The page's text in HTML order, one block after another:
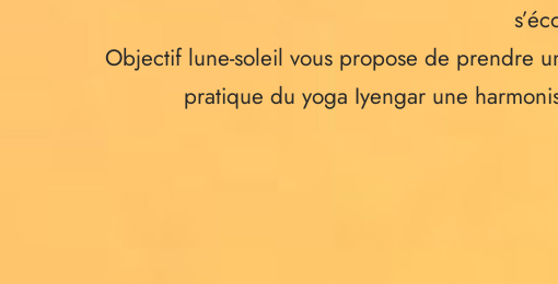
Objectif lune-soleil vous propose de prendre
pratique du yoga Iyengar une